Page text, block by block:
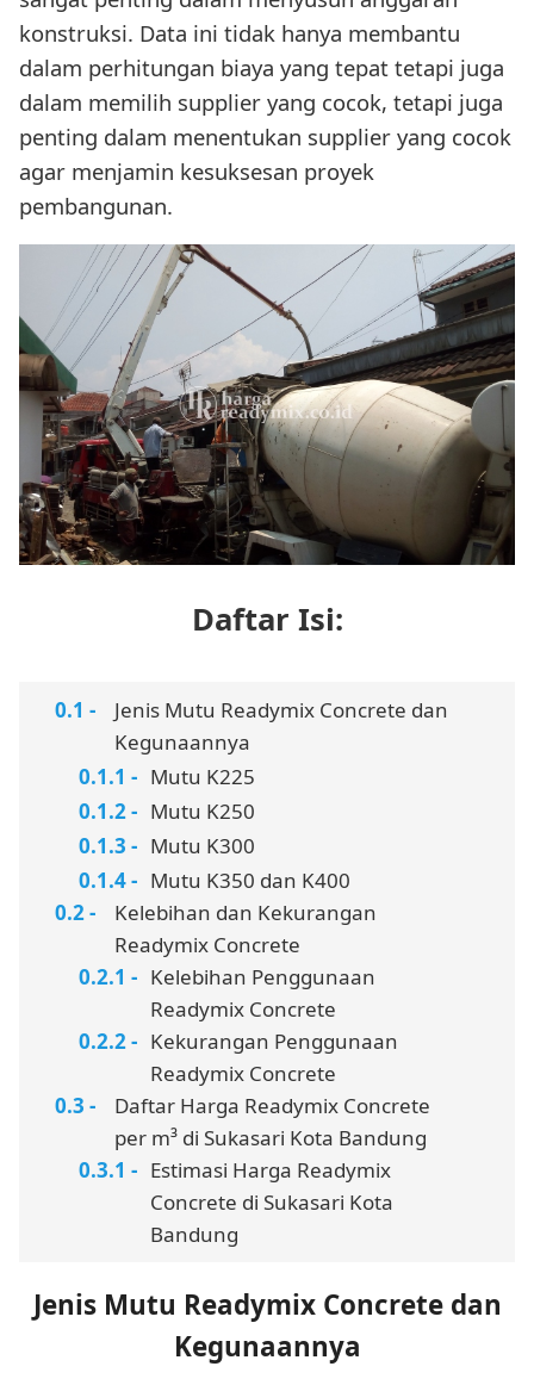
konstruksi. Data ini tidak hanya membantu
dalam perhitungan biaya yang tepat tetapi juga
dalam memilih supplier yang cocok, tetapi juga
penting dalam menentukan supplier yang cocok
agar menjamin kesuksesan proyek
pembangunan.
Daftar Isi:
Jenis Mutu Readymix Concrete dan
Kegunaannya
Mutu K225
Mutu K250
Mutu K300
Mutu K350 dan K400
Kelebihan dan Kekurangan
Readymix Concrete
Kelebihan Penggunaan
Readymix Concrete
Kekurangan Penggunaan
Readymix Concrete
Daftar Harga Readymix Concrete
per m³ di Sukasari Kota Bandung
Estimasi Harga Readymix
Concrete di Sukasari Kota
Bandung
Jenis Mutu Readymix Concrete dan
Kegunaannya